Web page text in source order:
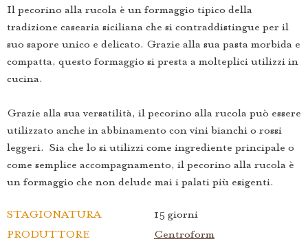
Il pecorino alla rucola è un formaggio tipico della
tradizione casearia siciliana che si contraddistingue per il
suo sapore unico e delicato. Grazie alla sua pasta morbida e
compatta, questo formaggio si presta a molteplici utilizzi in
cucina.
Grazie alla sua versatilità, il pecorino alla rucola può essere
utilizzato anche in abbinamento con vini bianchi o rossi
leggeri. Sia che lo si utilizzi come ingrediente principale o
come semplice accompagnamento, il pecorino alla rucola è
un formaggio che non delude mai i palati più esigenti.
STAGIONATURA
15 giorni
PRODUTTORE
Centroform